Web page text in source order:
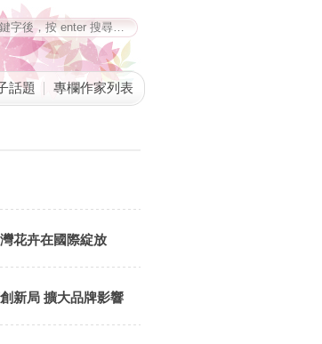
話題 專欄作家列表
能量，創造人生幸福
沒錢很痛苦，有錢也不見得快樂，如何看待金錢與自己的關
人生，心理諮商師及生活理財作家劉依沛說到，「金錢是一種
花卉在國際綻放
新局 擴大品牌影響